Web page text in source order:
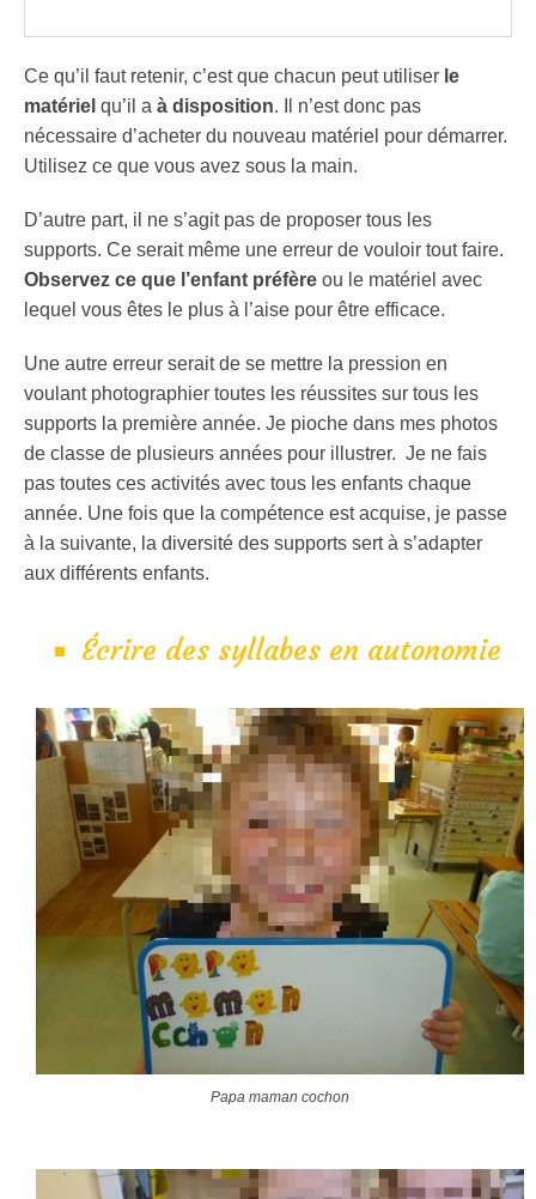
Ce qu’il faut retenir, c’est que chacun peut utiliser le
matériel qu’il a à disposition. Il n’est donc pas
nécessaire d’acheter du nouveau matériel pour démarrer.
Utilisez ce que vous avez sous la main.
D’autre part, il ne s’agit pas de proposer tous les
supports. Ce serait même une erreur de vouloir tout faire.
Observez ce que l’enfant préfère ou le matériel avec
lequel vous êtes le plus à l’aise pour être efficace.
Une autre erreur serait de se mettre la pression en
voulant photographier toutes les réussites sur tous les
supports la première année. Je pioche dans mes photos
de classe de plusieurs années pour illustrer. Je ne fais
pas toutes ces activités avec tous les enfants chaque
année. Une fois que la compétence est acquise, je passe
à la suivante, la diversité des supports sert à s’adapter
aux différents enfants.
Écrire des syllabes en autonomie
Papa maman cochon